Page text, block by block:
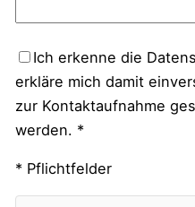
Ich erkenne die
erkläre mich damit
zur Kontaktaufnahme
werden. *
* Pflichtfelder